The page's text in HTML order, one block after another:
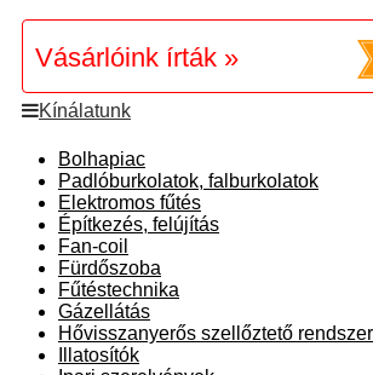
Vásárlóink írták »
Kínálatunk
Bolhapiac
Padlóburkolatok, falburkolatok
Elektromos fűtés
Építkezés, felújítás
Fan-coil
Fürdőszoba
Fűtéstechnika
Gázellátás
Hővisszanyerős szellőztető
Illatosítók